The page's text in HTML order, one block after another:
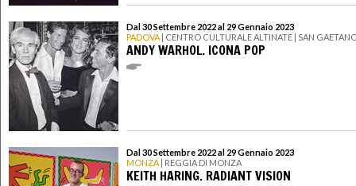
Dal 30 Settembre 2022 al 29 Gennaio 2023
PADOVA | CENTRO CULTURALE ALTINATE | SAN
ANDY WARHOL. ICONA POP
Dal 30 Settembre 2022 al 29 Gennaio 2023
MONZA | REGGIA DI MONZA
KEITH HARING. RADIANT VISION